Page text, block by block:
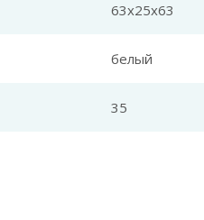
63х25х63
белый
35